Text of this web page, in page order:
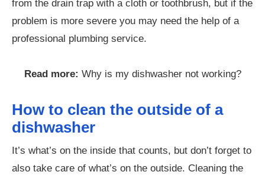
from the drain trap with a cloth or toothbrush, but if the
problem is more severe you may need the help of a
professional plumbing service.
Read more: Why is my dishwasher not working?
How to clean the outside of a
dishwasher
It’s what’s on the inside that counts, but don’t forget to
also take care of what’s on the outside. Cleaning the